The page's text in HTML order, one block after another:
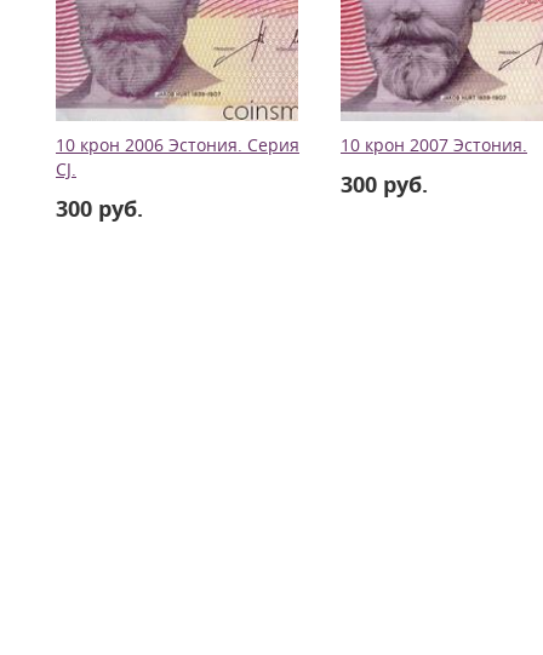
10 крон 2006 Эстония. Серия
CJ.
300 руб.
10 крон 2007 Эстония.
300 руб.